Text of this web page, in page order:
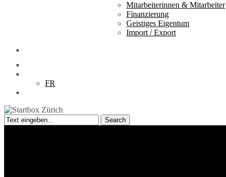
Mitarbeiterinnen & Mitarbeiter
Finanzierung
Geistiges Eigentum
Import / Export
FR
Search